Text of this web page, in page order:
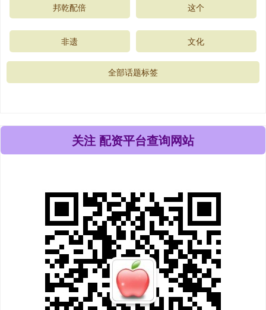
邦乾配倍 这个
非遗 文化
全部话题标签
关注 配资平台查询网站